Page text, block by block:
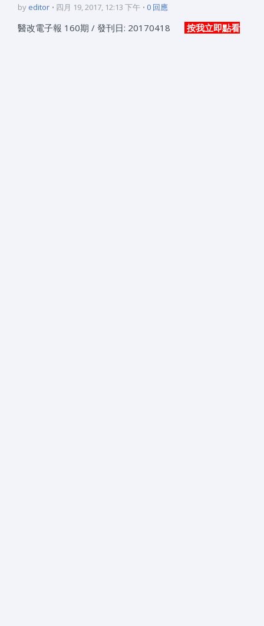
by editor 四月 19, 2017, 12:13 下午 0 回應
醫改電子報 160期 / 發刊日: 20170418 按我立即點看